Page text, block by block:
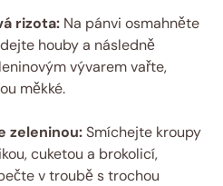
rizota: Na pánvi osmahněte
houby a následně
vývarem vařte,
měkké.
zeleninou:Smíchejte kroupy
cuketou a brokolicí,
v troubě s trochou